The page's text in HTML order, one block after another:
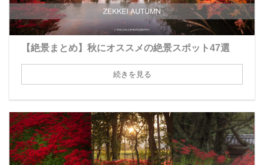
【絶景まとめ】秋にオススメの絶景スポット47選
続きを見る